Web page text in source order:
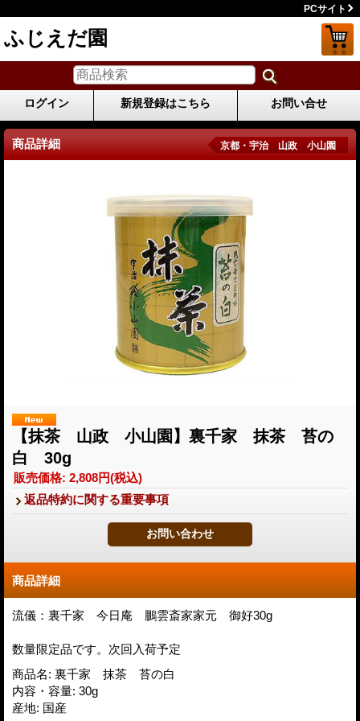
PCサイト
ふじえだ園
ログイン 新規登録はこちら お問い合せ
商品詳細 京都・宇治 山政 小山園
【抹茶 山政 小山園】裏千家 抹茶 苔の
白 30g
販売価格: 2,808円(税込)
返品特約に関する重要事項
商品詳細
流儀：裏千家 今日庵 鵬雲斎家家元 御好30g
数量限定品です。次回入荷予定
商品名: 裏千家 抹茶 苔の白
内容・容量: 30g
産地: 国産